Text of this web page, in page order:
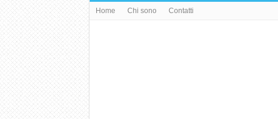
Home Chi sono Contatti